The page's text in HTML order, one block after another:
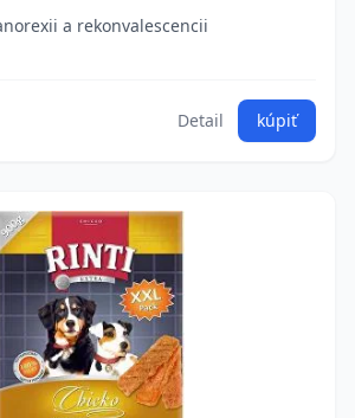
a rekonvalescencii
Detail kúpiť